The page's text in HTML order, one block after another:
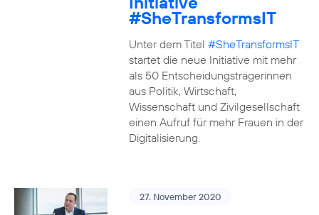
#SheTransformsIT
Unter dem Titel #SheTransformsIT
startet die neue Initiative mit mehr
als 50 Entscheidungsträgerinnen
aus Politik, Wirtschaft,
Wissenschaft und Zivilgesellschaft
einen Aufruf für mehr Frauen in der
Digitalisierung.
27. November 2020